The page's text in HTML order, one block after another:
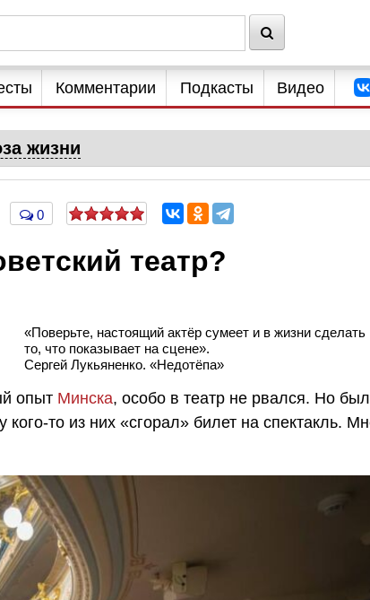
Комментарии Подкасты Видео
жизни
0
театр?
«Поверьте, настоящий актёр сумеет и в жизни сделать
то, что показывает на сцене».
Сергей Лукьяненко. «Недотёпа»
опыт Минска, особо в театр не рвался. Но
то из них «сгорал» билет на спектакль.